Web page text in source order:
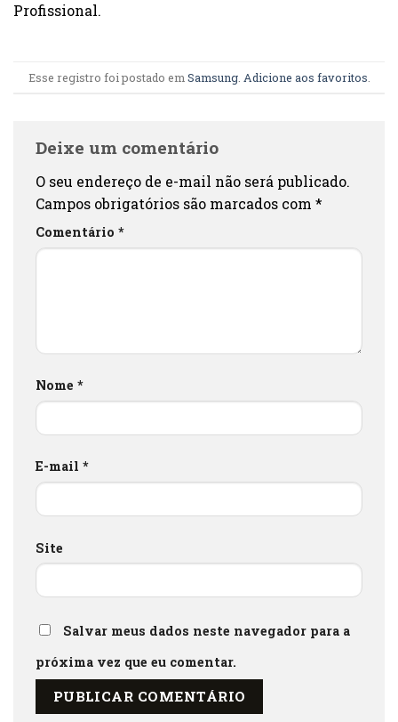
Profissional.
Esse registro foi postado em Samsung. Adicione aos favoritos
Deixe um comentário
O seu endereço de e-mail não será publicado.
Campos obrigatórios são marcados com *
Comentário *
Nome *
E-mail *
Site
Salvar meus dados neste navegador para a
próxima vez que eu comentar.